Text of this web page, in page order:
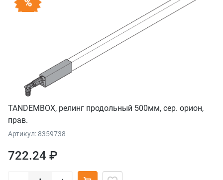
TANDEMBOX, релинг продольный 500мм, сер. орион,
прав.
Артикул: 8359738
722.24 ₽